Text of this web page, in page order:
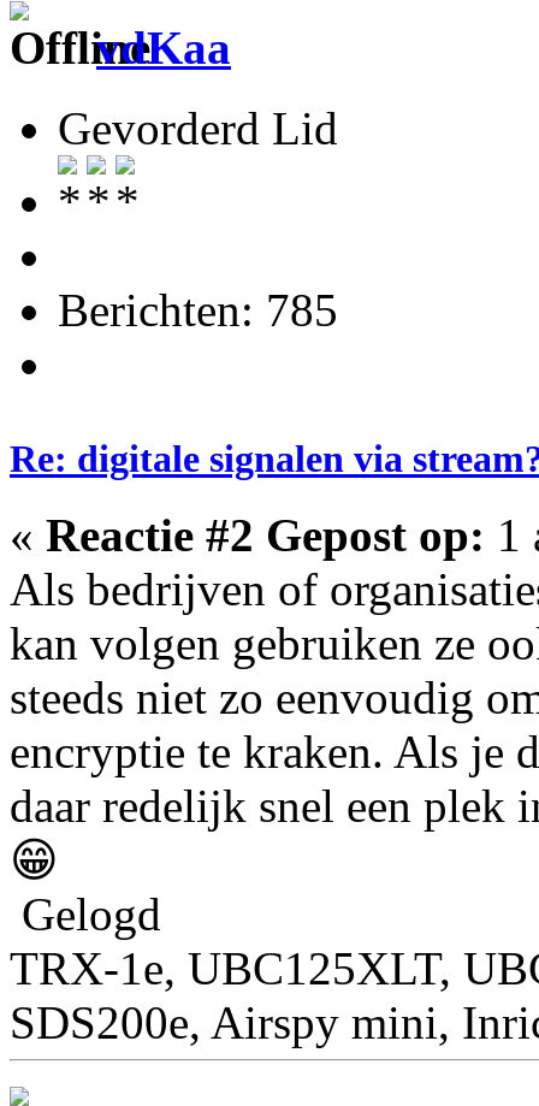
vdKaa
Gevorderd Lid
Berichten: 785
Re: digitale signalen via
« Reactie #2 Gepost op: 1
Als bedrijven of
kan volgen gebruiken ze
steeds niet zo eenvoudig
encryptie te kraken. Als je
daar redelijk snel een plek
😁
Gelogd
TRX-1e, UBC125XLT,
SDS200e, Airspy mini,